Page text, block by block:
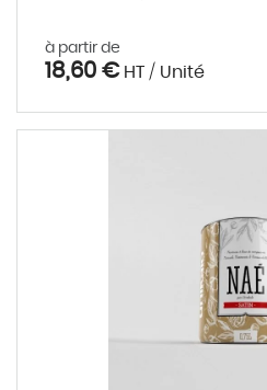
à partir de
18,60 €HT / Unité